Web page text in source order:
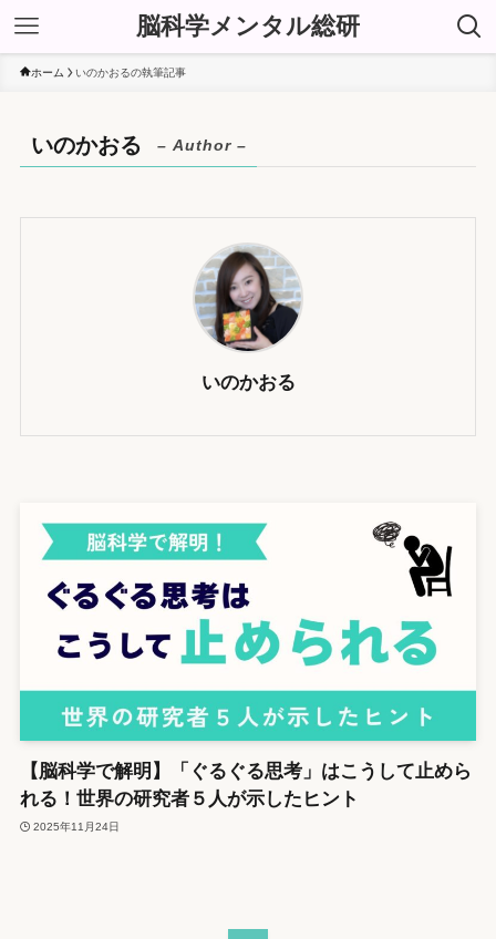
脳科学メンタル総研
ホーム いのかおるの執筆記事
いのかおる – Author –
いのかおる
【脳科学で解明】「ぐるぐる思考」はこうして止めら
れる！世界の研究者５人が示したヒント
2025年11月24日